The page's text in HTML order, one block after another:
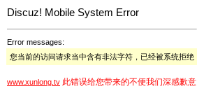
Discuz! Mobile System Error
Error messages:
您当前的访问请求当中含有非法字符，已经被系统拒绝
www.xunlong.tv 此错误给您带来的不便我们深感歉意